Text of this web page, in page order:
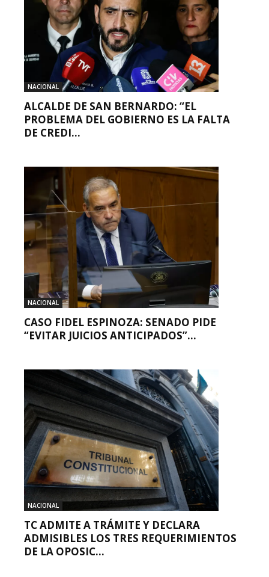
NACIONAL
ALCALDE DE SAN BERNARDO: “EL
PROBLEMA DEL GOBIERNO ES LA FALTA
DE CREDI...
NACIONAL
CASO FIDEL ESPINOZA: SENADO PIDE
“EVITAR JUICIOS ANTICIPADOS”...
NACIONAL
TC ADMITE A TRÁMITE Y DECLARA
ADMISIBLES LOS TRES REQUERIMIENTOS
DE LA OPOSIC...